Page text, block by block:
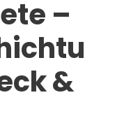
–
&